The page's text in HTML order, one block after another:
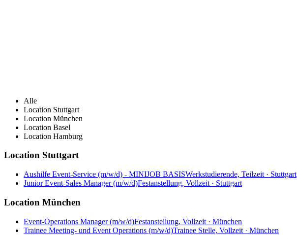
Alle
Location Stuttgart
Location München
Location Basel
Location Hamburg
Location Stuttgart
Aushilfe Event-Service (m/w/d) - MINIJOB BASISWerkstudierende, Teilzeit · Stuttgart
Junior Event-Sales Manager (m/w/d)Festanstellung, Vollzeit · Stuttgart
Location München
Event-Operations Manager (m/w/d)Festanstellung, Vollzeit · München
Trainee Meeting- und Event Operations (m/w/d)Trainee Stelle, Vollzeit · München